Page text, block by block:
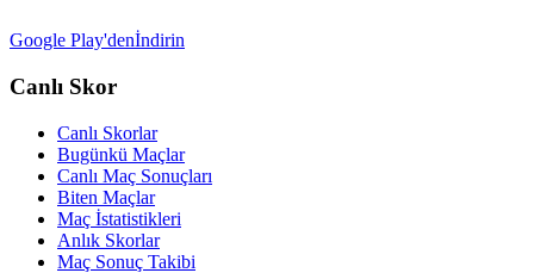
Google Play'denİndirin
Canlı Skor
Canlı Skorlar
Bugünkü Maçlar
Canlı Maç Sonuçları
Biten Maçlar
Maç İstatistikleri
Anlık Skorlar
Maç Sonuç Takibi